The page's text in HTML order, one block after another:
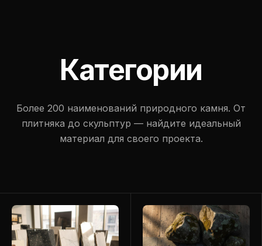
Категории
Более 200 наименований природного камня. От
плитняка до скульптур — найдите идеальный
материал для своего проекта.